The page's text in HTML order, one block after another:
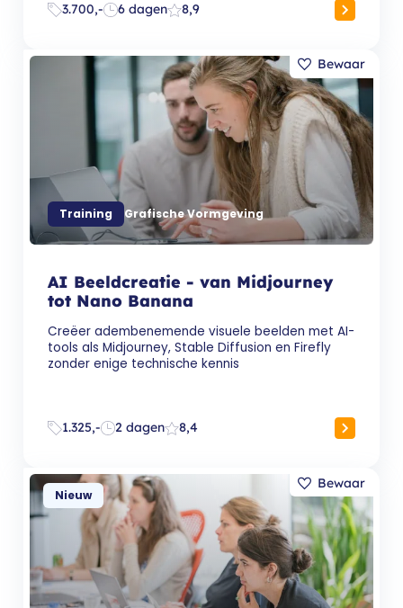
3.700,- 6 dagen 8,9
Training Grafische Vormgeving
AI Beeldcreatie - van Midjourney
tot Nano Banana
Creëer adembenemende visuele beelden met AI-
tools als Midjourney, Stable Diffusion en Firefly
zonder enige technische kennis
1.325,- 2 dagen 8,4
Nieuw